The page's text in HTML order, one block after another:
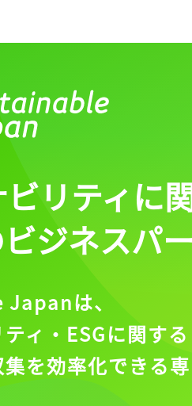
リティに
ジネスパ
は、
ィ・ESGに関する
を効率化できる